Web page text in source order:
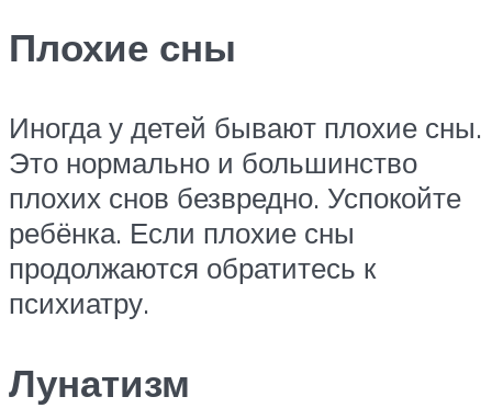
Плохие сны
Иногда у детей бывают плохие сны.
Это нормально и большинство
плохих снов безвредно. Успокойте
ребёнка. Если плохие сны
продолжаются обратитесь к
психиатру.
Лунатизм